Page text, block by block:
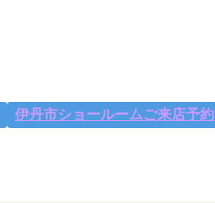
伊丹市ショールームご来店予約